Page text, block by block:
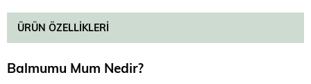
ÜRÜN ÖZELLIKLERI
Balmumu Mum Nedir?